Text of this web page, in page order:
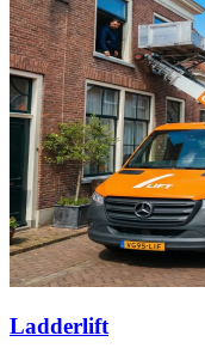
Ladderlift